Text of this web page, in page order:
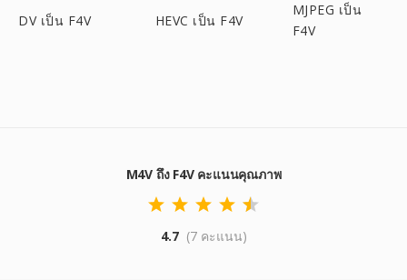
DV เป็น F4V HEVC เป็น F4V
MJPEG เป็น
F4V
M4V ถึง F4V คะแนนคุณภาพ
4.7 (7 คะแนน)